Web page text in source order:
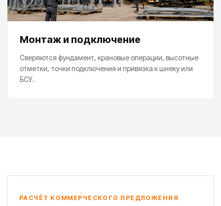
Монтаж и подключение
Сверяются фундамент, крановые операции, высотные
отметки, точки подключения и привязка к шнеку или
БСУ.
РАСЧЁТ КОММЕРЧЕСКОГО ПРЕДЛОЖЕНИЯ